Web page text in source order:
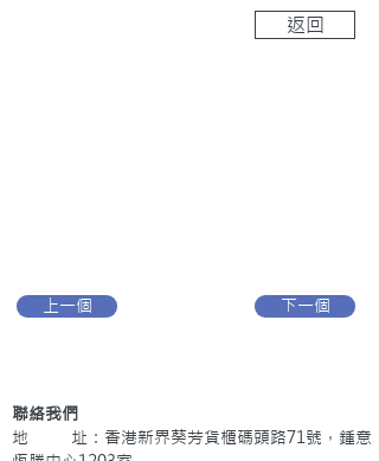
返回
上一個 下一個
聯絡我們
地 址：香港新界葵芳貨櫃碼頭路71號，鍾意